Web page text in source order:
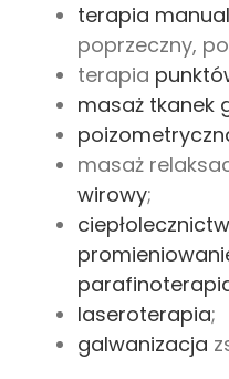
terapia
poprzeczny,
terapia
masaż tkanek
masaż
wirowy;
laseroterapia;
galwanizacja